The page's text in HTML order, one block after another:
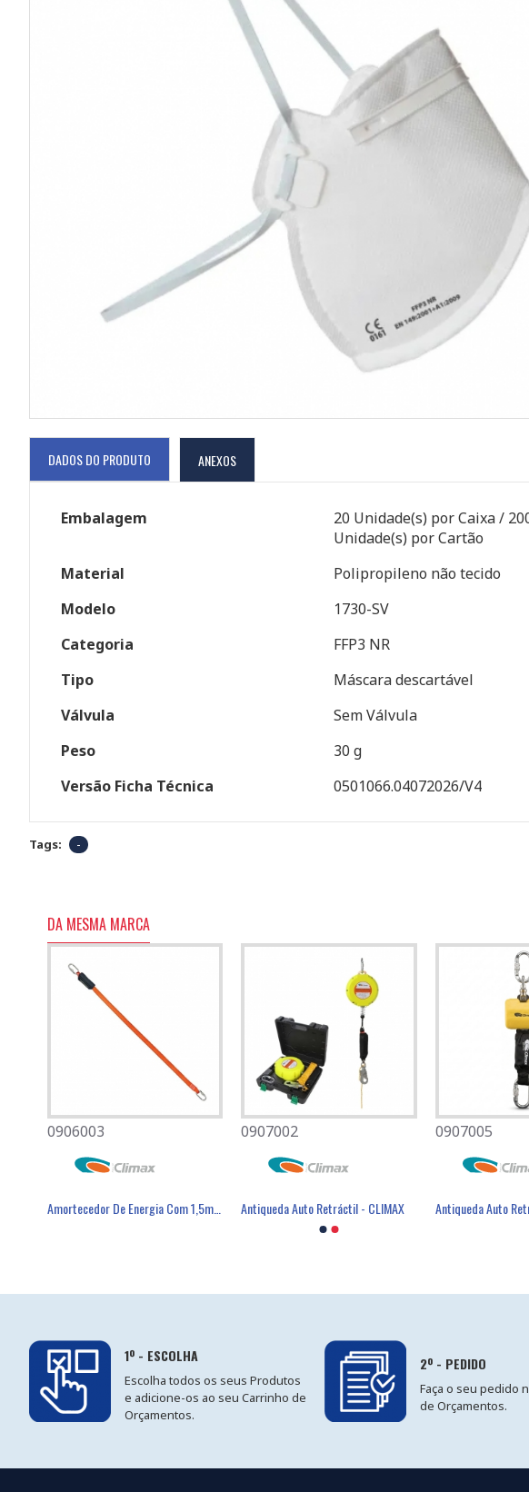
DADOS DO PRODUTO ANEXOS
Embalagem
20 Unidade(s) por Caixa /
Unidade(s) por Cartão
Material
Polipropileno não tecido
Modelo
1730-SV
Categoria
FFP3 NR
Tipo
Máscara descartável
Válvula
Sem Válvula
Peso
30 g
Versão Ficha Técnica
0501066.04072026/V4
Tags: -
DA MESMA MARCA
0906003
Amortecedor De Energia Com 1,5m - CLIMAX
0907002
Antiqueda Auto Retráctil - CLIMAX
0907005
0501080
Máscara Descartável FFP2 Com Válvula - FIELD
0701007 0501082
1º - ESCOLHA
Escolha todos os seus Produtos
e adicione-os ao seu Carrinho de
Orçamentos.
2º - PEDIDO
Faça o seu pedido
de Orçamentos.